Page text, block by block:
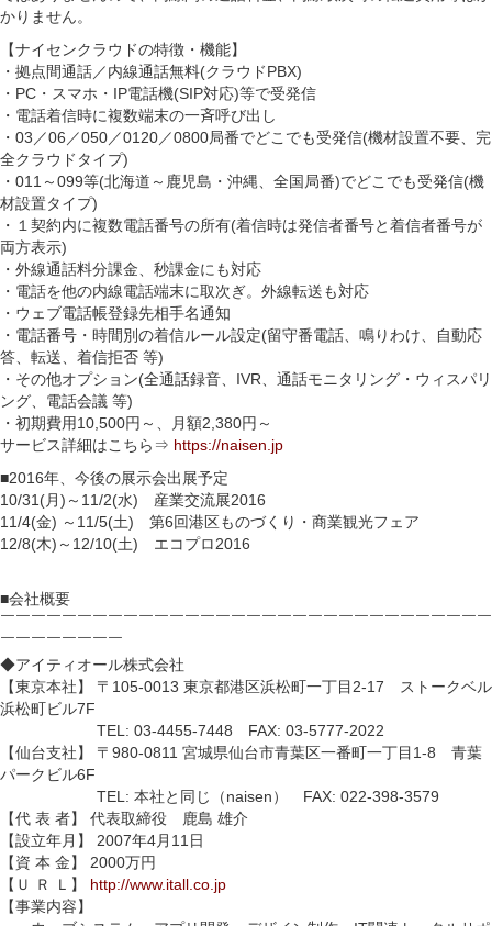
かりません。
【ナイセンクラウドの特徴・機能】
・拠点間通話／内線通話無料(クラウドPBX)
・PC・スマホ・IP電話機(SIP対応)等で受発信
・電話着信時に複数端末の一斉呼び出し
・03／06／050／0120／0800局番でどこでも受発信(機材設置不要、完
全クラウドタイプ)
・011～099等(北海道～鹿児島・沖縄、全国局番)でどこでも受発信(機
材設置タイプ)
・１契約内に複数電話番号の所有(着信時は発信者番号と着信者番号が
両方表示)
・外線通話料分課金、秒課金にも対応
・電話を他の内線電話端末に取次ぎ。外線転送も対応
・ウェブ電話帳登録先相手名通知
・電話番号・時間別の着信ルール設定(留守番電話、鳴りわけ、自動応
答、転送、着信拒否 等)
・その他オプション(全通話録音、IVR、通話モニタリング・ウィスパリ
ング、電話会議 等)
・初期費用10,500円～、月額2,380円～
サービス詳細はこちら⇒ https://naisen.jp
■2016年、今後の展示会出展予定
10/31(月)～11/2(水) 産業交流展2016
11/4(金) ～11/5(土) 第6回港区ものづくり・商業観光フェア
12/8(木)～12/10(土) エコプロ2016
■会社概要
￣￣￣￣￣￣￣￣￣￣￣￣￣￣￣￣￣￣￣￣￣￣￣￣￣￣￣￣￣￣￣￣
￣￣￣￣￣￣￣￣
◆アイティオール株式会社
【東京本社】 〒105-0013 東京都港区浜松町一丁目2-17 ストークベル
浜松町ビル7F
TEL: 03-4455-7448 FAX: 03-5777-2022
【仙台支社】 〒980-0811 宮城県仙台市青葉区一番町一丁目1-8 青葉
パークビル6F
TEL: 本社と同じ（naisen） FAX: 022-398-3579
【代 表 者】 代表取締役 鹿島 雄介
【設立年月】 2007年4月11日
【資 本 金】 2000万円
【Ｕ Ｒ Ｌ】 http://www.itall.co.jp
【事業内容】